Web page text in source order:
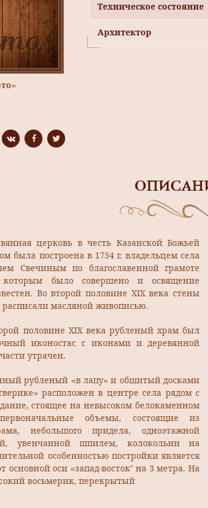
Техническое состояние
Архитектор
церковь в честь Казанской Божьей
была построена в 1754 г. владельцем села
Свечиным по благославенной грамоте
которым было совершено и освящение
Во второй половине XIX века стены
масляной живописью.
половине XIX века рубленый храм был
иконостас с иконами и деревянной
утрачен.
рубленый «в лапу» и обшитый досками
расположен в центре села рядом с
стоящее на невысоком белокаменном
объемы, состоящие из
небольшого придела, одноэтажной
увенчанной шпилем, колокольни на
особенностью постройки является
оси «запад-восток” на 3 метра. На
восьмерик, перекрытый